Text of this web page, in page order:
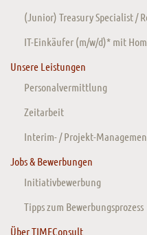
(Junior) Treasury Specialist /
IT-Einkäufer (m/w/d)* mit
Unsere Leistungen
Personalvermittlung
Zeitarbeit
Interim- / Projekt-
Jobs & Bewerbungen
Initiativbewerbung
Tipps zum Bewerbungsprozess
Über TIMEConsult